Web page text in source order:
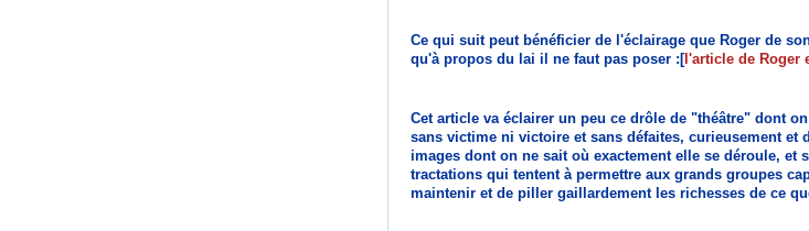
Ce qui suit peut bénéficier de l'éclairage que Roger de
qu'à propos du lai il ne faut pas poser :[l'article de Roger
Cet article va éclairer un peu ce drôle de "théâtre" dont
sans victime ni victoire et sans défaites, curieusement et
images dont on ne sait où exactement elle se déroule, et
tractations qui tentent à permettre aux grands groupes
maintenir et de piller gaillardement les richesses de ce